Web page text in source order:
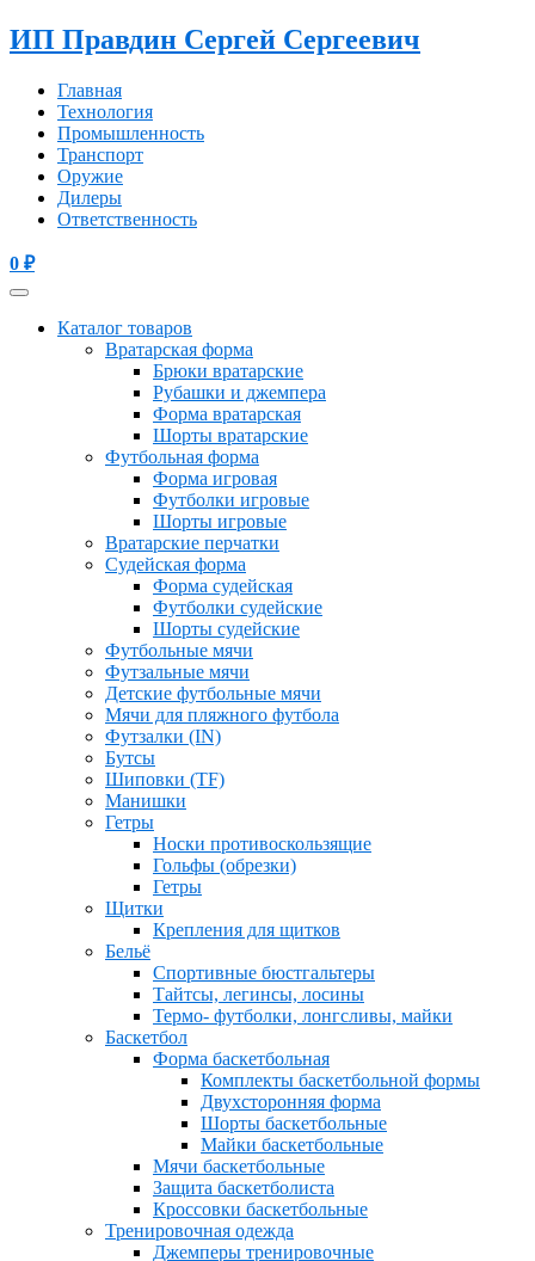
ИП Правдин Сергей Сергеевич
Главная
Технология
Промышленность
Транспорт
Оружие
Дилеры
Ответственность
0 ₽
Каталог товаров
Вратарская форма
Брюки вратарские
Рубашки и джемпера
Форма вратарская
Шорты вратарские
Футбольная форма
Форма игровая
Футболки игровые
Шорты игровые
Вратарские перчатки
Судейская форма
Форма судейская
Футболки судейские
Шорты судейские
Футбольные мячи
Футзальные мячи
Детские футбольные мячи
Мячи для пляжного футбола
Футзалки (IN)
Бутсы
Шиповки (TF)
Манишки
Гетры
Носки противоскользящие
Гольфы (обрезки)
Гетры
Щитки
Крепления для щитков
Бельё
Спортивные бюстгальтеры
Тайтсы, легинсы, лосины
Термо- футболки, лонгсливы, майки
Баскетбол
Форма баскетбольная
Комплекты баскетбольной формы
Двухсторонняя форма
Шорты баскетбольные
Майки баскетбольные
Мячи баскетбольные
Защита баскетболиста
Кроссовки баскетбольные
Тренировочная одежда
Джемперы тренировочные